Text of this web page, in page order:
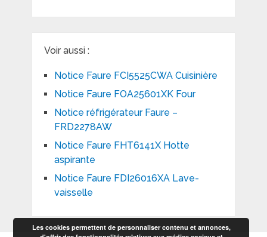
Voir aussi :
Notice Faure FCI5525CWA Cuisinière
Notice Faure FOA25601XK Four
Notice réfrigérateur Faure –
FRD2278AW
Notice Faure FHT6141X Hotte
aspirante
Notice Faure FDI26016XA Lave-
vaisselle
Les cookies permettent de personnaliser contenu et annonces,